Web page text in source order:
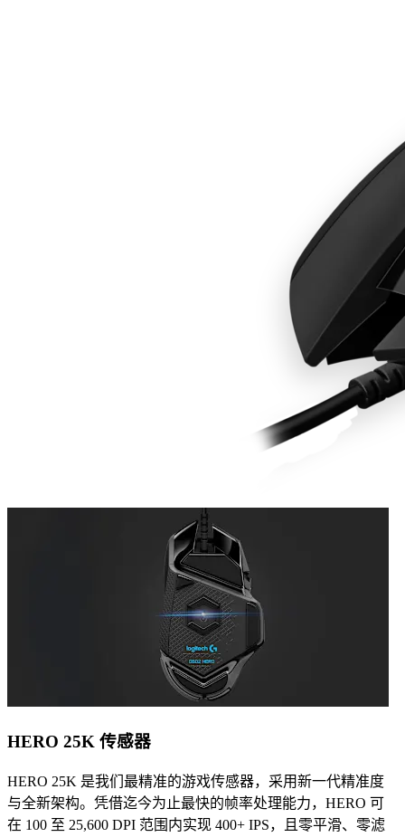
HERO 25K 传感器
HERO 25K 是我们最精准的游戏传感器，采用新一代精准度
与全新架构。凭借迄今为止最快的帧率处理能力，HERO 可
在 100 至 25,600 DPI 范围内实现 400+ IPS，且零平滑、零滤